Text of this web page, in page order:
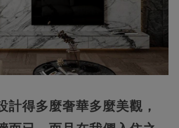
計得多麼奢華多麼美觀，